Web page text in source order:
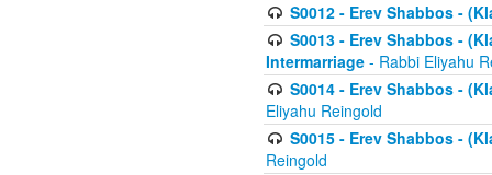
S0012 - Erev Shabbos -
S0013 - Erev Shabbos -
Intermarriage - Rabbi Eliyahu
S0014 - Erev Shabbos -
Eliyahu Reingold
S0015 - Erev Shabbos -
Reingold